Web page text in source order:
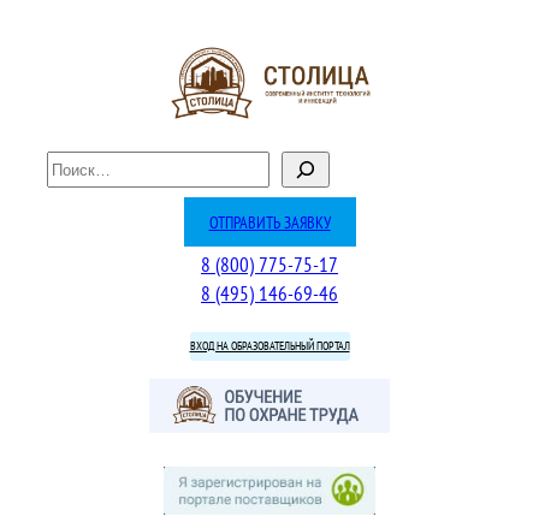
П
о
ОТПРАВИТЬ ЗАЯВКУ
8 (800) 775-75-17
8 (495) 146-69-46
ВХОД НА ОБРАЗОВАТЕЛЬНЫЙ ПОРТАЛ